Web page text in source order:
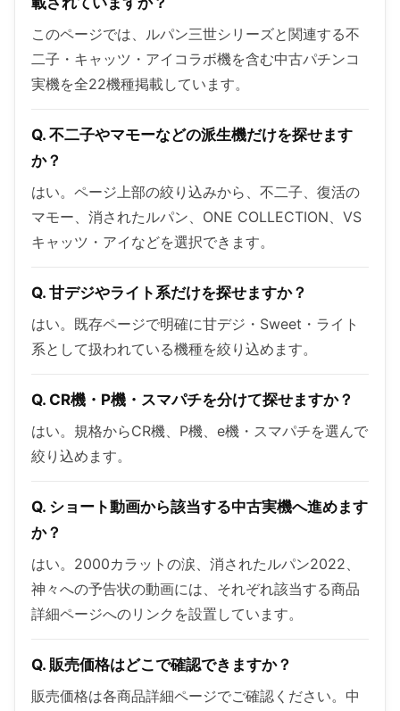
このページでは、ルパン三世シリーズと関連する不
二子・キャッツ・アイコラボ機を含む中古パチンコ
実機を全22機種掲載しています。
Q. 不二子やマモーなどの派生機だけを探せます
か？
はい。ページ上部の絞り込みから、不二子、復活の
マモー、消されたルパン、ONE COLLECTION、VS
キャッツ・アイなどを選択できます。
Q. 甘デジやライト系だけを探せますか？
はい。既存ページで明確に甘デジ・Sweet・ライト
系として扱われている機種を絞り込めます。
Q. CR機・P機・スマパチを分けて探せますか？
はい。規格からCR機、P機、e機・スマパチを選んで
絞り込めます。
Q. ショート動画から該当する中古実機へ進めます
か？
はい。2000カラットの涙、消されたルパン2022、
神々への予告状の動画には、それぞれ該当する商品
詳細ページへのリンクを設置しています。
Q. 販売価格はどこで確認できますか？
販売価格は各商品詳細ページでご確認ください。中